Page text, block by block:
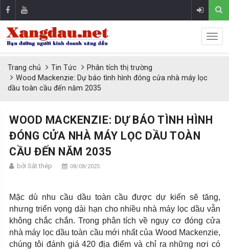
Trang chủ Tin Tức
Phân tích thị trường
Wood Mackenzie: Dự báo tình hình đóng cửa nhà máy lọc
dầu toàn cầu đến năm 2035
WOOD MACKENZIE: DỰ BÁO TÌNH HÌNH
ĐÓNG CỬA NHÀ MÁY LỌC DẦU TOÀN
CẦU ĐẾN NĂM 2035
bởi Sắt thép 08/08/2025
Mặc dù nhu cầu dầu toàn cầu được dự kiến sẽ tăng,
nhưng triển vọng dài hạn cho nhiều nhà máy lọc dầu vẫn
không chắc chắn. Trong phân tích về nguy cơ đóng cửa
nhà máy lọc dầu toàn cầu mới nhất của Wood Mackenzie,
chúng tôi đánh giá 420 địa điểm và chỉ ra những nơi có